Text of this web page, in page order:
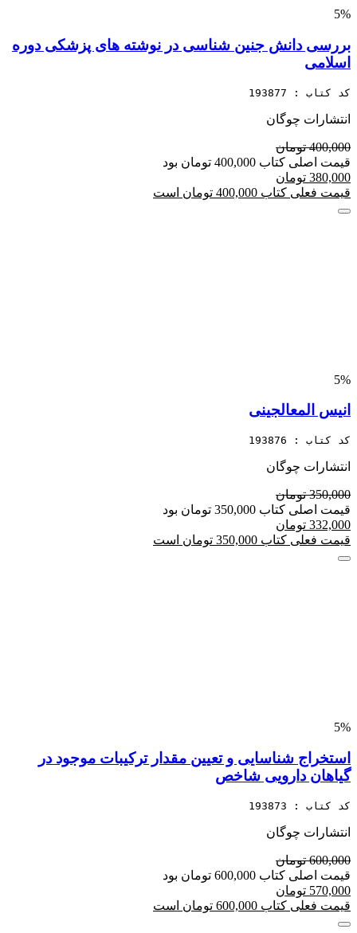
5%
بررسی دانش جنین شناسی در نوشته های پزشکی دوره
اسلامی
کد کتاب : 193877
انتشارات چوگان
400,000 تومان
قیمت اصلی کتاب 400,000 تومان بود
380,000 تومان
قیمت فعلی کتاب 400,000 تومان است
5%
انیس المعالجینی
کد کتاب : 193876
انتشارات چوگان
350,000 تومان
قیمت اصلی کتاب 350,000 تومان بود
332,000 تومان
قیمت فعلی کتاب 350,000 تومان است
5%
استخراج شناسایی و تعیین مقدار ترکیبات موجود در
گیاهان دارویی شاخص
کد کتاب : 193873
انتشارات چوگان
600,000 تومان
قیمت اصلی کتاب 600,000 تومان بود
570,000 تومان
قیمت فعلی کتاب 600,000 تومان است